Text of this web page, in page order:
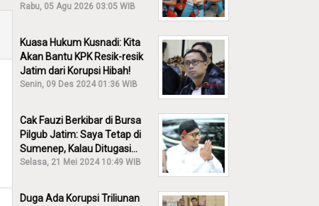
Rabu, 05 Agu 2026 03:05 WIB
Kuasa Hukum Kusnadi: Kita
Akan Bantu KPK Resik-resik
Jatim dari Korupsi Hibah!
Senin, 09 Des 2024 01:36 WIB
Cak Fauzi Berkibar di Bursa
Pilgub Jatim: Saya Tetap di
Sumenep, Kalau Ditugasi
Partai Lain Cerita!
Selasa, 21 Mei 2024 10:49 WIB
Duga Ada Korupsi Triliunan